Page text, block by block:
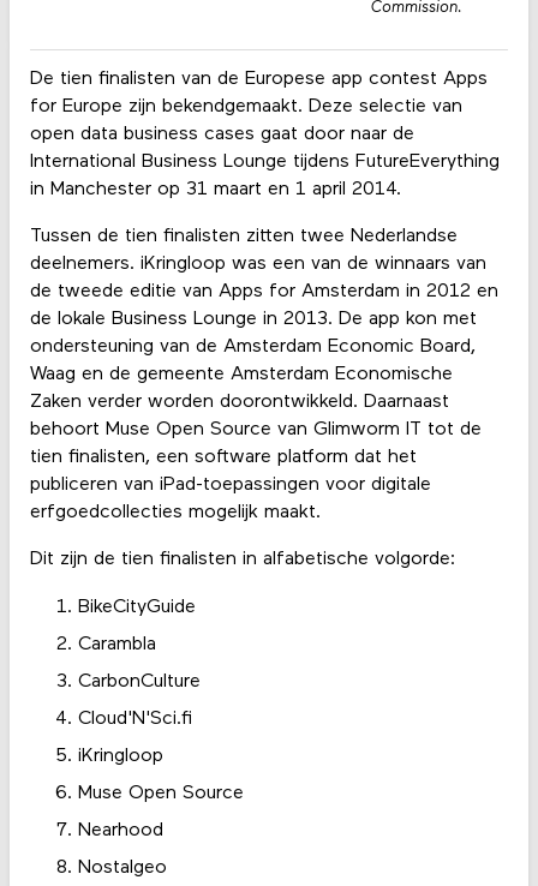
De tien finalisten van de Europese app contest Apps
for Europe zijn bekendgemaakt. Deze selectie van
open data business cases gaat door naar de
International Business Lounge tijdens FutureEverything
in Manchester op 31 maart en 1 april 2014.
Tussen de tien finalisten zitten twee Nederlandse
deelnemers. iKringloop was een van de winnaars van
de tweede editie van Apps for Amsterdam in 2012 en
de lokale Business Lounge in 2013. De app kon met
ondersteuning van de Amsterdam Economic Board,
Waag en de gemeente Amsterdam Economische
Zaken verder worden doorontwikkeld. Daarnaast
behoort Muse Open Source van Glimworm IT tot de
tien finalisten, een software platform dat het
publiceren van iPad-toepassingen voor digitale
erfgoedcollecties mogelijk maakt.
Dit zijn de tien finalisten in alfabetische volgorde:
BikeCityGuide
Carambla
CarbonCulture
Cloud'N'Sci.fi
iKringloop
Muse Open Source
Nearhood
Nostalgeo
Commission.